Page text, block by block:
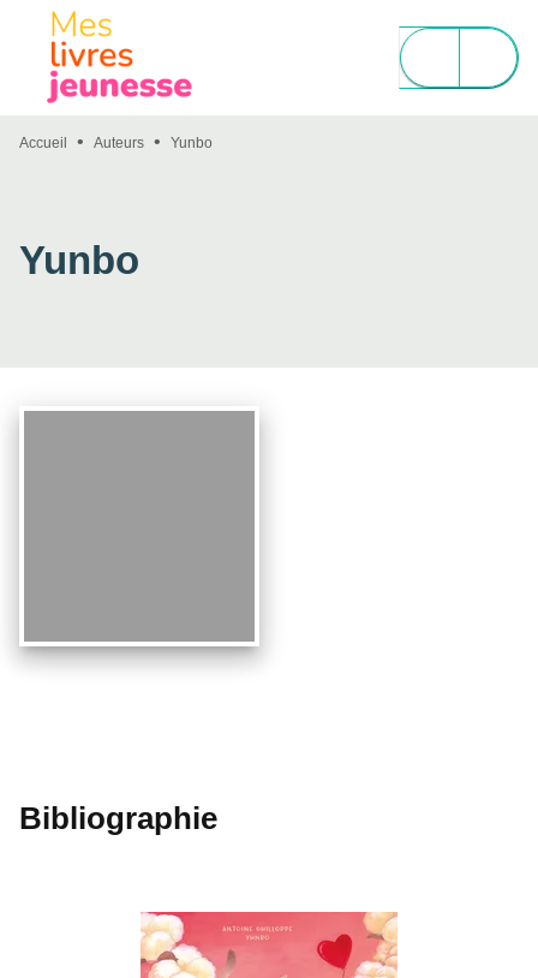
MENU CONTENU
PIED DE PAGE
Accueil • Auteurs • Yunbo
Yunbo
Bibliographie